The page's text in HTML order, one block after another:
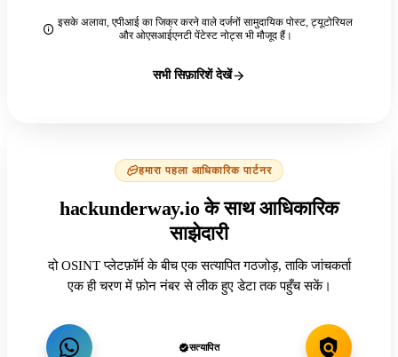
इसके अलावा, एपीआई का जिक्र करने वाले दर्जनों सामुदायिक पोस्ट, ट्यूटोरियल
और ओएसआईएनटी पेंटेस्ट नोट्स भी मौजूद हैं।
सभी सिफ़ारिशें देखें
हमारा पहला आधिकारिक पार्टनर
hackunderway.io के साथ आधिकारिक
साझेदारी
दो OSINT प्लेटफ़ॉर्म के बीच एक सत्यापित गठजोड़, ताकि जांचकर्ता
एक ही चरण में फ़ोन नंबर से लीक हुए डेटा तक पहुँच सकें।
सत्यापित